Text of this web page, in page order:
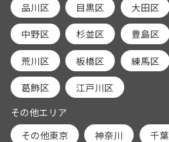
品川区 目黒区 大田区
中野区 杉並区 豊島区
荒川区 板橋区 練馬区
葛飾区
江戸川区
その他エリア
その他東京
神奈川 千葉